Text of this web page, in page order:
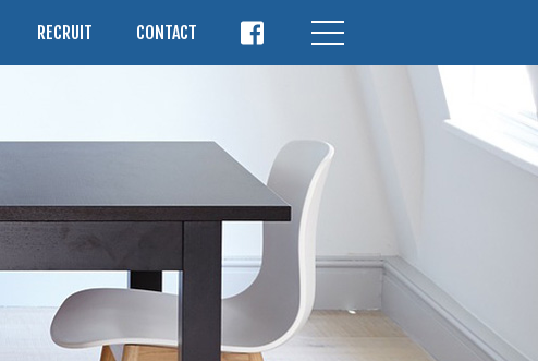
RECRUIT CONTACT